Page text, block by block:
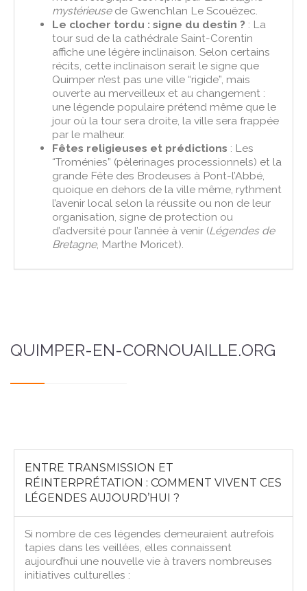
mystérieusede Gwenc’hlan Le Scouëzec.
Le clocher tordu : signe du destin ? : La
tour sud de la cathédrale Saint-Corentin
affiche une légère inclinaison. Selon certains
récits, cette inclinaison serait le signe que
Quimper n’est pas une ville “rigide”, mais
ouverte au merveilleux et au changement :
une légende populaire prétend même que le
jour où la tour sera droite, la ville sera frappée
par le malheur.
Fêtes religieuses et prédictions : Les
“Troménies” (pèlerinages processionnels) et la
grande Fête des Brodeuses à Pont-l’Abbé,
quoique en dehors de la ville même, rythment
l’avenir local selon la réussite ou non de leur
organisation, signe de protection ou
d’adversité pour l’année à venir (Légendes de
Bretagne, Marthe Moricet).
QUIMPER-EN-CORNOUAILLE.ORG
ENTRE TRANSMISSION ET
RÉINTERPRÉTATION : COMMENT VIVENT CES
LÉGENDES AUJOURD’HUI ?
Si nombre de ces légendes demeuraient autrefois
tapies dans les veillées, elles connaissent
aujourd’hui une nouvelle vie à travers nombreuses
initiatives culturelles :